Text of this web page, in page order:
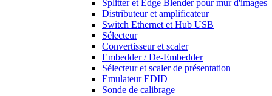
Splitter et Edge Blender pour mur d'images
Distributeur et amplificateur
Switch Ethernet et Hub USB
Sélecteur
Convertisseur et scaler
Embedder / De-Embedder
Sélecteur et scaler de présentation
Emulateur EDID
Sonde de calibrage